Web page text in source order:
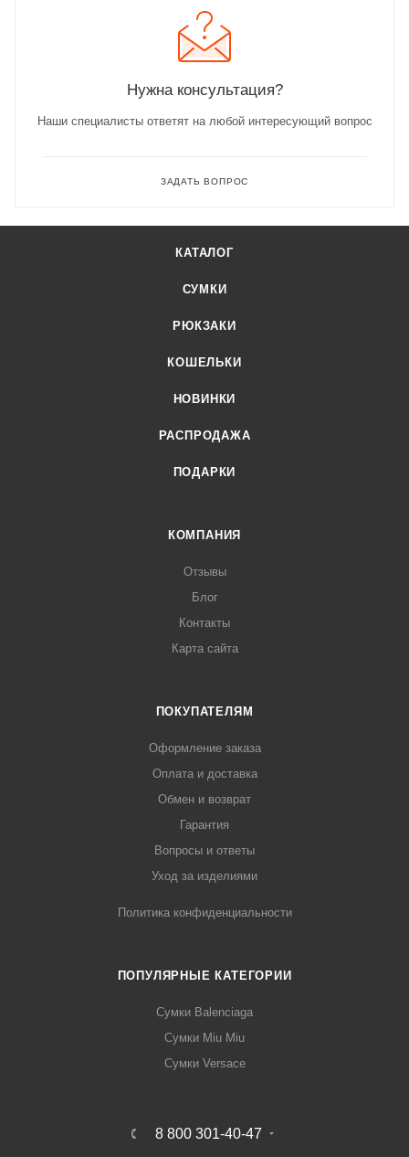
Нужна консультация?
Наши специалисты ответят на любой интересующий вопрос
ЗАДАТЬ ВОПРОС
КАТАЛОГ
СУМКИ
РЮКЗАКИ
КОШЕЛЬКИ
НОВИНКИ
РАСПРОДАЖА
ПОДАРКИ
КОМПАНИЯ
Отзывы
Блог
Контакты
Карта сайта
ПОКУПАТЕЛЯМ
Оформление заказа
Оплата и доставка
Обмен и возврат
Гарантия
Вопросы и ответы
Уход за изделиями
Политика конфиденциальности
ПОПУЛЯРНЫЕ КАТЕГОРИИ
Сумки Balenciaga
Сумки Miu Miu
Сумки Versace
8 800 301-40-47